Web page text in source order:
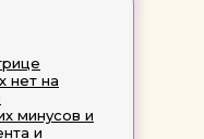
нет на
минусов и
и